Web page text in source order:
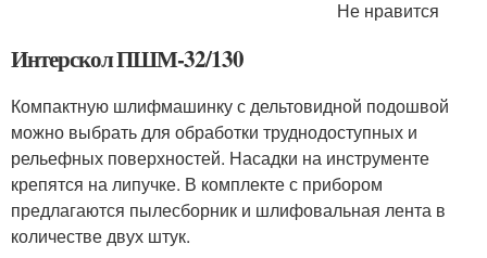
Не нравится
Интерскол ПШМ-32/130
Компактную шлифмашинку с дельтовидной подошвой
можно выбрать для обработки труднодоступных и
рельефных поверхностей. Насадки на инструменте
крепятся на липучке. В комплекте с прибором
предлагаются пылесборник и шлифовальная лента в
количестве двух штук.